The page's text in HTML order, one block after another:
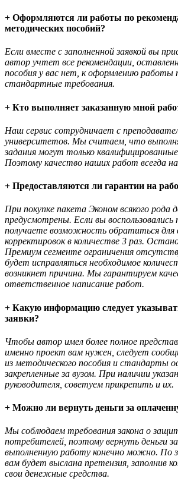
+ Оформляются ли работы по
методических пособий?
Если вместе с заполненной заявкой вы
автор учтет все рекомендации,
пособия у вас нет, к оформлению работы
стандартные требования.
+ Кто выполняет заказанную мной
Наш сервис сотрудничает с
университетов. Мы считаем, что
задания могут только
Поэтому качество наших работ всегда
+ Предоставляются ли гарантии на
При покупке пакета Эконом всякого рода
предусмотрены. Если вы
получаете возможность обратиться для
корректировок в количестве 3 раз.
Премиум сегменте ограничения
будет исправляться необходимое
возникнет причина. Мы гарантируем
ответственное написание работ.
+ Какую информацию следует
заявки?
Чтобы автор имел более полное
именно проект вам нужен, следует
из методического пособия и стандарты
закрепленные за вузом. При наличии
руководителя, советуем прикрепить и их.
+ Можно ли вернуть деньги за
Мы соблюдаем требования закона о
потребителей, поэтому вернуть деньги
выполненную работу конечно можно. По
вам будет выслана претензия, заполнив
свои денежные средства.